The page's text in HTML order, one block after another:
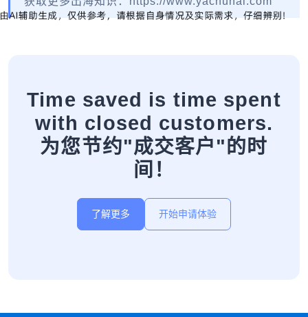
Time saved is time spent
with closed customers.
为您节约"成交客户"的时
间！
了解更多 开始申请体验